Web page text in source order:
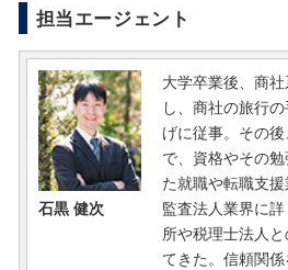
担当エージェント
石黒 健次
大学卒業後、商
し、商社の旅行
げに従事。その
で、資格やその
た就職や転職支
監査法人業界に
所や税理士法人
てきた。信頼関